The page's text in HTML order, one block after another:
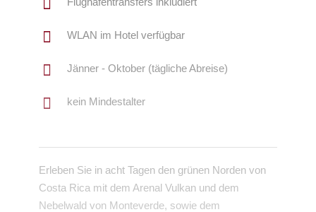
WLAN im Hotel verfügbar
Jänner - Oktober (tägliche Abreise)
kein Mindestalter
Erleben Sie in acht Tagen den grünen Norden von
Costa Rica mit dem Arenal Vulkan und dem
Nebelwald von Monteverde, sowie dem